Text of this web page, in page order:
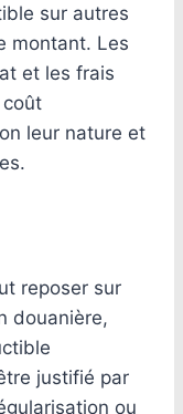
sur autres
montant. Les
et les frais
leur nature et
reposer sur
douanière,
justifié par
ou